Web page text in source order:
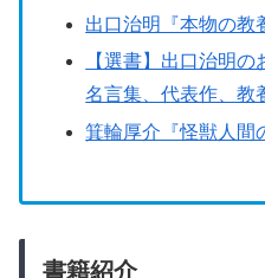
出口治明『本物の教
【選書】出口治明の
名言集、代表作、教
箕輪厚介『怪獣人間
書籍紹介